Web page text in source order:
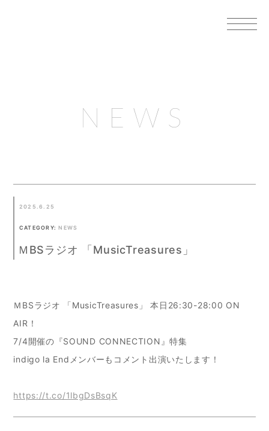
NEWS
2025.6.25
CATEGORY: NEWS
ＭBSラジオ 「MusicTreasures」
ＭBSラジオ 「MusicTreasures」 本日26:30-28:00 ON
AIR！
7/4開催の『SOUND CONNECTION』特集
indigo la Endメンバーもコメント出演いたします！
https://t.co/1lbgDsBsqK